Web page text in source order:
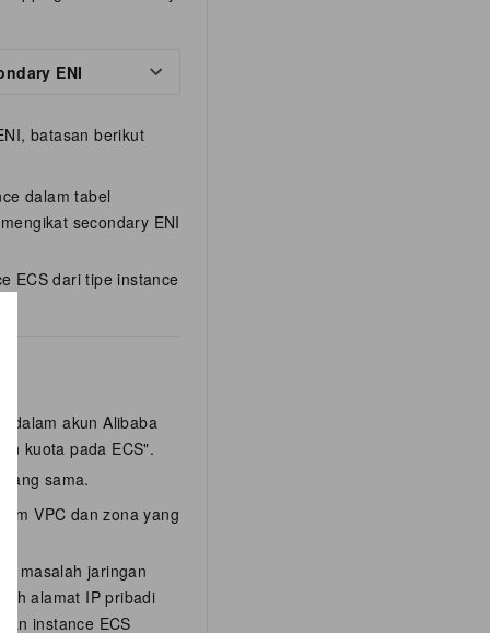
ENI
batasan berikut
dalam tabel
secondary ENI
ECS dari tipe instance
dalam akun Alibaba
kuota pada ECS".
sama.
VPC dan zona yang
masalah jaringan
alamat IP pribadi
instance ECS